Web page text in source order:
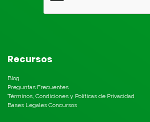
Recursos
Blog
Preguntas Frecuentes
Términos, Condiciones y Políticas de Privacidad
Bases Legales Concursos